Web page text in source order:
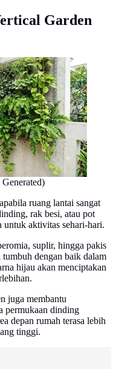
Garden
ruang lantai sangat
rak besi, atau pot
untuk aktivitas sehari-hari.
suplir, hingga pakis
dengan baik dalam
hijau akan menciptakan
juga membantu
permukaan dinding
depan rumah terasa lebih
tinggi.